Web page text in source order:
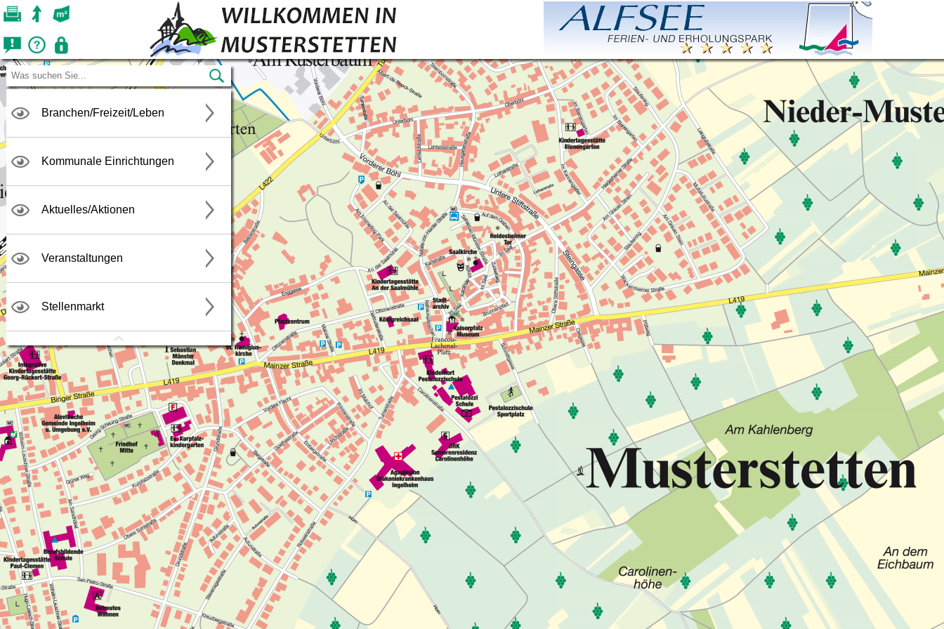
Branchen/Freizeit/Leben
Kommunale Einrichtungen
Aktuelles/Aktionen
Veranstaltungen
Stellenmarkt